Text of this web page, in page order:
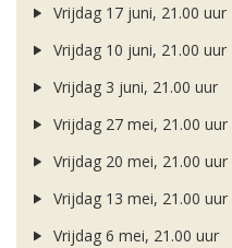
Vrijdag 17 juni, 21.00 uur
Vrijdag 10 juni, 21.00 uur
Vrijdag 3 juni, 21.00 uur
Vrijdag 27 mei, 21.00 uur
Vrijdag 20 mei, 21.00 uur
Vrijdag 13 mei, 21.00 uur
Vrijdag 6 mei, 21.00 uur